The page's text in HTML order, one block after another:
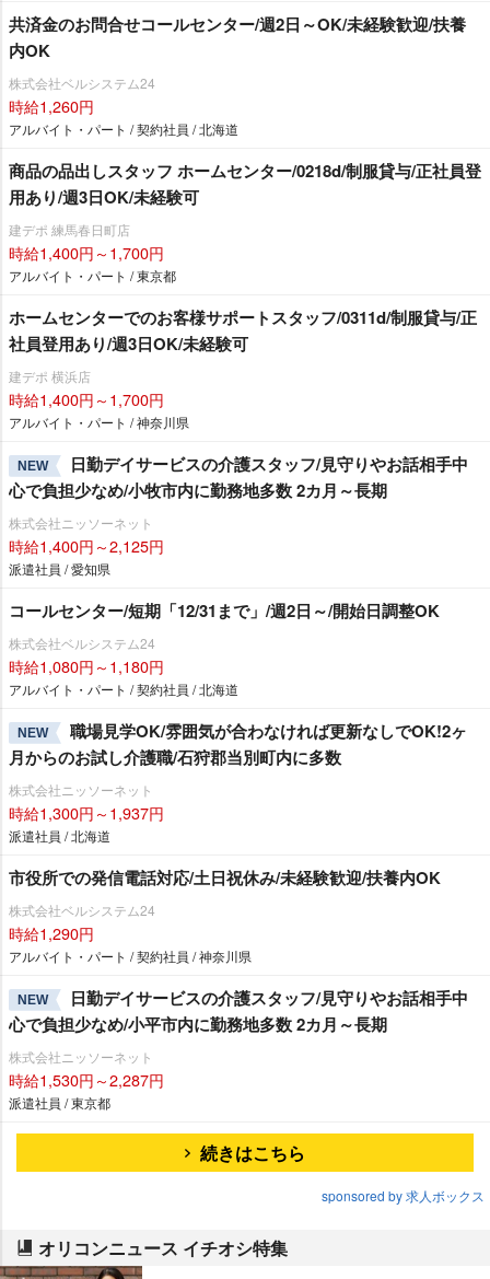
共済金のお問合せコールセンター/週2日～OK/未経験歓迎/扶養
内OK
株式会社ベルシステム24
時給1,260円
アルバイト・パート / 契約社員 / 北海道
商品の品出しスタッフ ホームセンター/0218d/制服貸与/正社員登
用あり/週3日OK/未経験可
建デポ 練馬春日町店
時給1,400円～1,700円
アルバイト・パート / 東京都
ホームセンターでのお客様サポートスタッフ/0311d/制服貸与/正
社員登用あり/週3日OK/未経験可
建デポ 横浜店
時給1,400円～1,700円
アルバイト・パート / 神奈川県
NEW
日勤デイサービスの介護スタッフ/見守りやお話相手中
心で負担少なめ/小牧市内に勤務地多数 2カ月～長期
株式会社ニッソーネット
時給1,400円～2,125円
派遣社員 / 愛知県
コールセンター/短期「12/31まで」/週2日～/開始日調整OK
株式会社ベルシステム24
時給1,080円～1,180円
アルバイト・パート / 契約社員 / 北海道
NEW
職場見学OK/雰囲気が合わなければ更新なしでOK!2ヶ
月からのお試し介護職/石狩郡当別町内に多数
株式会社ニッソーネット
時給1,300円～1,937円
派遣社員 / 北海道
市役所での発信電話対応/土日祝休み/未経験歓迎/扶養内OK
株式会社ベルシステム24
時給1,290円
アルバイト・パート / 契約社員 / 神奈川県
NEW
日勤デイサービスの介護スタッフ/見守りやお話相手中
心で負担少なめ/小平市内に勤務地多数 2カ月～長期
株式会社ニッソーネット
時給1,530円～2,287円
派遣社員 / 東京都
続きはこちら
sponsored by 求人ボックス
オリコンニュース イチオシ特集